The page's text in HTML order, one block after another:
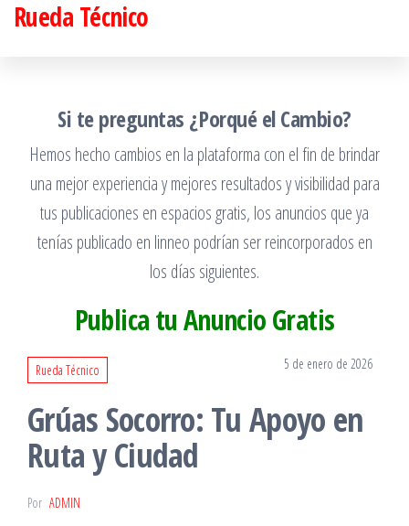
SaltarRueda Técnico
Si te preguntas ¿Porqué el Cambio?
Hemos hecho cambios en la plataforma con el fin de brindar
una mejor experiencia y mejores resultados y visibilidad para
tus publicaciones en espacios gratis, los anuncios que ya
tenías publicado en linneo podrían ser reincorporados en
los días siguientes.
Publica tu Anuncio Gratis
Rueda Técnico 5 de enero de 2026
Grúas Socorro: Tu Apoyo en
Ruta y Ciudad
Por ADMIN